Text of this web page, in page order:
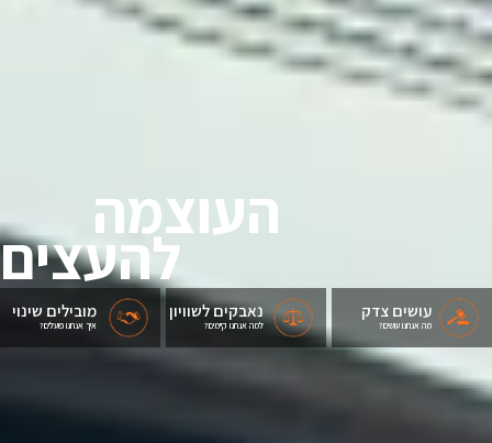
מובילים שינוי
איך אנחנו פועלים?
נאבקים לשוויון
למה אנחנו קיימים?
עושים צדק
מה אנחנו עושים?
העוצמה
להעצים